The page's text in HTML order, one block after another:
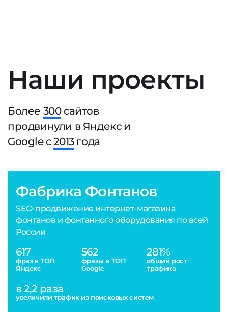
Наши проекты
Более 300сайтов
продвинули в Яндекс и
Google с2013года
Фабрика Фонтанов
SEO-продвижение интернет-магазина
фонтанов и фонтанного оборудования по всей
России
617
фраз в ТОП
Яндекс
562
фразы в ТОП
Google
281%
общий рост
трафика
в 2,2 раза
увеличили трафик из поисковых систем